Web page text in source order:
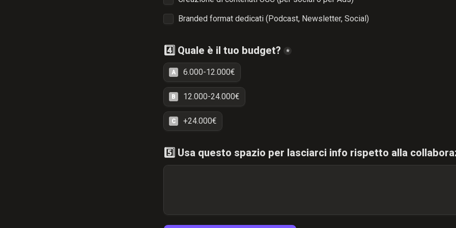
Branded format dedicati (Podcast, Newsletter, Social)
4️⃣ Quale è il tuo budget? *
A 6.000-12.000€
B 12.000-24.000€
C +24.000€
5️⃣ Usa questo spazio per lasciarci info rispetto alla